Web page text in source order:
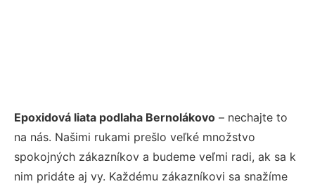
Epoxidová liata podlaha Bernolákovo – nechajte to
na nás. Našimi rukami prešlo veľké množstvo
spokojných zákazníkov a budeme veľmi radi, ak sa k
nim pridáte aj vy. Každému zákazníkovi sa snažíme